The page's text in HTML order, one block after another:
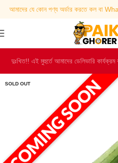
আমাদের যে কোন পণ্য অর্ডার করতে কল বা
দুঃখিত!! এই মুহুর্তে আমাদের ডেলিভারি
SOLD OUT